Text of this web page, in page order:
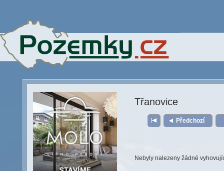
Třanovice
Předchozí
Nebyly nalezeny žádné